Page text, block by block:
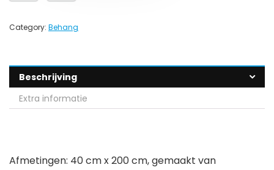
Category: Behang
Beschrijving
Extra informatie
Afmetingen: 40 cm x 200 cm, gemaakt van